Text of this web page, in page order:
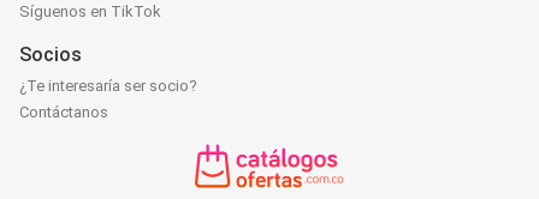
Síguenos en TikTok
Socios
¿Te interesaría ser socio?
Contáctanos